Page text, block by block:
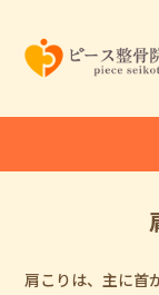
肩こりは、主に首